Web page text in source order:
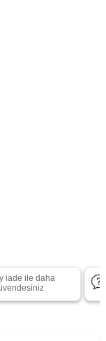
iade ile daha